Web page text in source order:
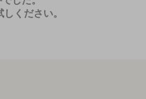
ください。